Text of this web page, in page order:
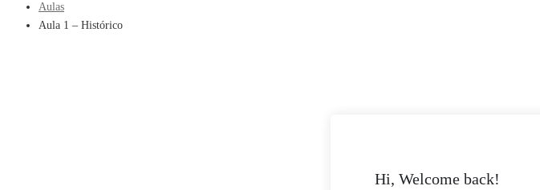
Aulas
Aula 1 – Histórico
Hi, Welcome back!